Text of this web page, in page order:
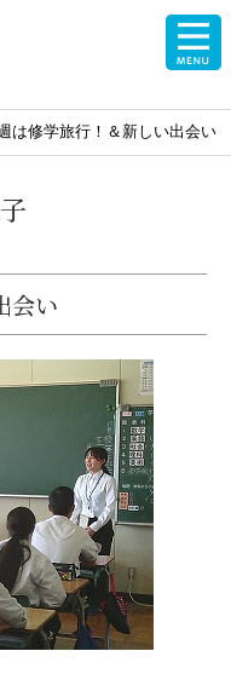
は修学旅行！＆新しい出会い
会い